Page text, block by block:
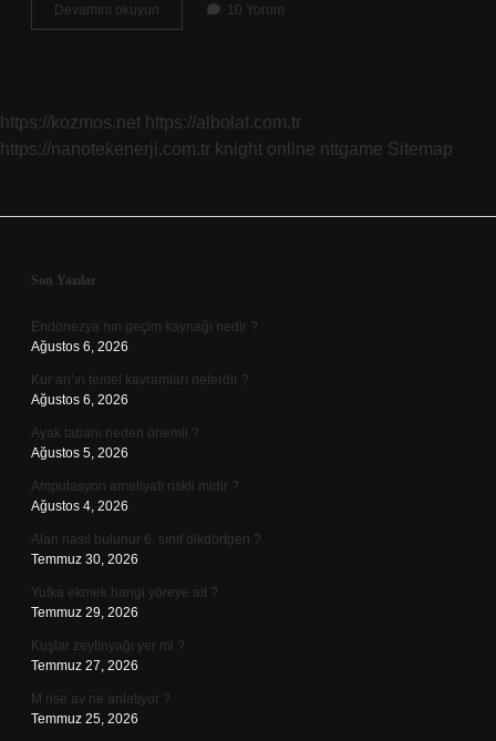
Devamını okuyun Bozulan
Ses
10 Yorum
https://kozmos.net https://albolat.com.tr
https://nanotekenerji.com.tr knight online nttgame Sitemap
Sidebar
Son Yazılar
Endonezya’nın geçim kaynağı nedir ?
Ağustos 6, 2026
Kur’an’ın temel kavramları nelerdir ?
Ağustos 6, 2026
Ayak tabanı neden önemli ?
Ağustos 5, 2026
Amputasyon ameliyatı riskli midir ?
Ağustos 4, 2026
Alan nasıl bulunur 6. sınıf dikdörtgen ?
Temmuz 30, 2026
Yufka ekmek hangi yöreye ait ?
Temmuz 29, 2026
Kuşlar zeytinyağı yer mi ?
Temmuz 27, 2026
M rise av ne anlatıyor ?
Temmuz 25, 2026